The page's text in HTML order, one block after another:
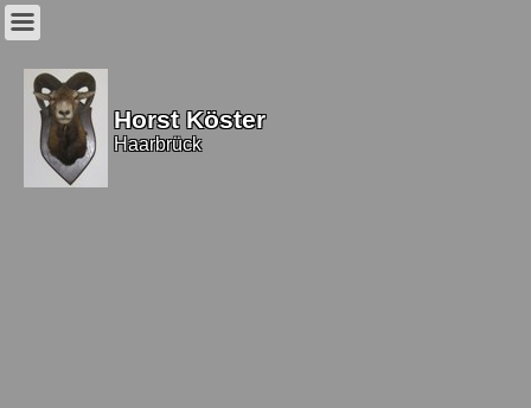
Horst Köster
Haarbrück